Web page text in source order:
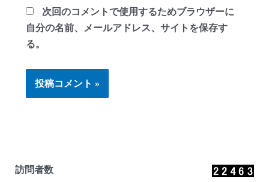
次回のコメントで使用するためブラウザーに
自分の名前、メールアドレス、サイトを保存す
る。
訪問者数